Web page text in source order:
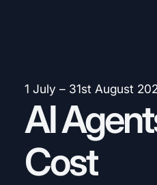
1 July – 31st August
AI
Cost